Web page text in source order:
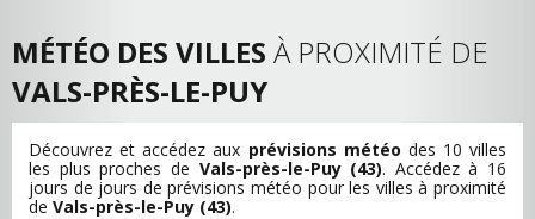
MÉTÉO DES VILLES À PROXIMITÉ DE
VALS-PRÈS-LE-PUY
Découvrez et accédez aux prévisions météo des 10 villes
les plus proches de Vals-près-le-Puy (43). Accédez à 16
jours de jours de prévisions météo pour les villes à proximité
de Vals-près-le-Puy (43).